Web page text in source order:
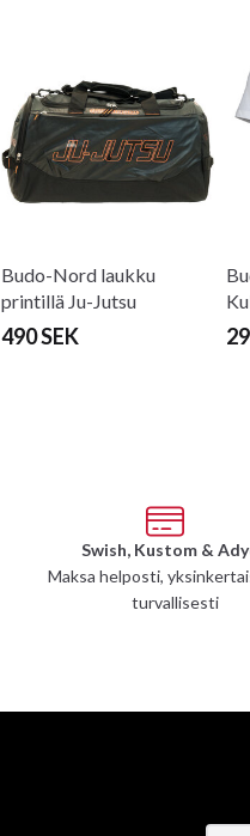
Budo-Nord laukku
printillä Ju-Jutsu
490 SEK
Swish, Kustom &
Maksa helposti,
turvallisesti